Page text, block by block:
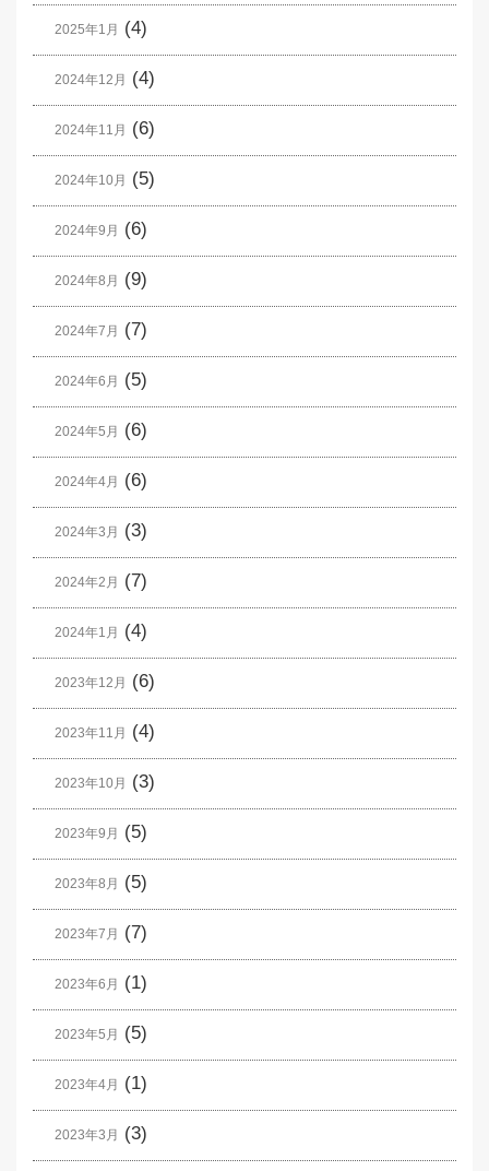
2025年1月 (4)
2024年12月 (4)
2024年11月 (6)
2024年10月 (5)
2024年9月 (6)
2024年8月 (9)
2024年7月 (7)
2024年6月 (5)
2024年5月 (6)
2024年4月 (6)
2024年3月 (3)
2024年2月 (7)
2024年1月 (4)
2023年12月 (6)
2023年11月 (4)
2023年10月 (3)
2023年9月 (5)
2023年8月 (5)
2023年7月 (7)
2023年6月 (1)
2023年5月 (5)
2023年4月 (1)
2023年3月 (3)